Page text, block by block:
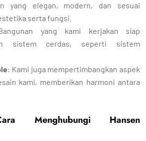
yang elegan, modern, dan sesuai
serta fungsi.
yang kami kerjakan siap
sistem cerdas, seperti sistem
: Kami juga mempertimbangkan aspek
kami, memberikan harmoni antara
Menghubungi Hansen